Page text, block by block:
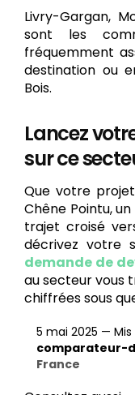
Livry-Gargan,
sont les
fréquemment
destination ou
Bois.
Lancez
sur ce
Que votre
Chêne Pointu,
trajet croisé
décrivez votre
demande de
au secteur vous
chiffrées sous
5 mai 2025 —
comparateur-
France